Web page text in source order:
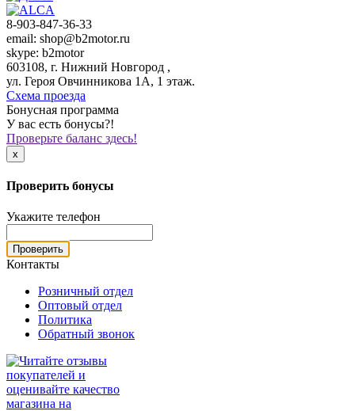
8-903-847-36-33
email: shop@b2motor.ru
skype: b2motor
603108, г. Нижний Новгород ,
ул. Героя Овчинникова 1А, 1 этаж.
Схема проезда
Бонусная программа
У вас есть бонусы?!
Проверьте баланс здесь!
x
Проверить бонусы
Укажите телефон
Проверить
Контакты
Розничный отдел
Оптовый отдел
Политика
Обратный звонок